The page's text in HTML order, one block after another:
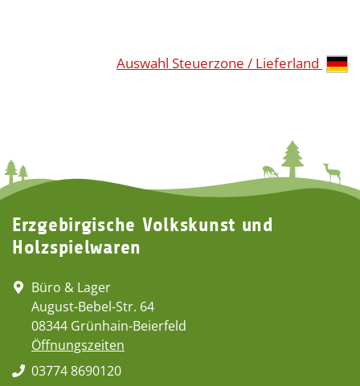
Auswahl Steuerzone / Lieferland
Erzgebirgische Volkskunst und
Holzspielwaren
Büro & Lager
August-Bebel-Str. 64
08344 Grünhain-Beierfeld
Öffnungszeiten
03774 8690120